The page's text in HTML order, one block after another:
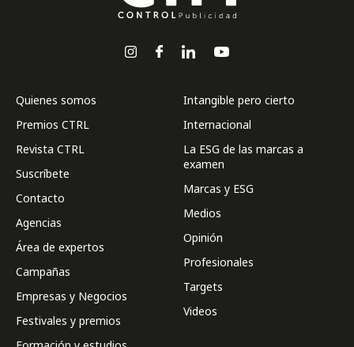
Quienes somos
Premios CTRL
Revista CTRL
Suscríbete
Contacto
Agencias
Área de expertos
Campañas
Empresas y Negocios
Festivales y premios
Intangible pero cierto
Internacional
La ESG de las marcas a
examen
Marcas y ESG
Medios
Opinión
Profesionales
Targets
Videos